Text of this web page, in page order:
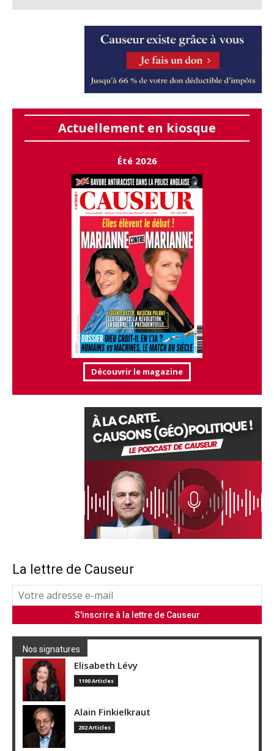
Actuellement en kiosque
Été 2026
Découvrir le magazine
La lettre de Causeur
Nos signatures
Elisabeth Lévy
1190 Articles
Alain Finkielkraut
202 Articles